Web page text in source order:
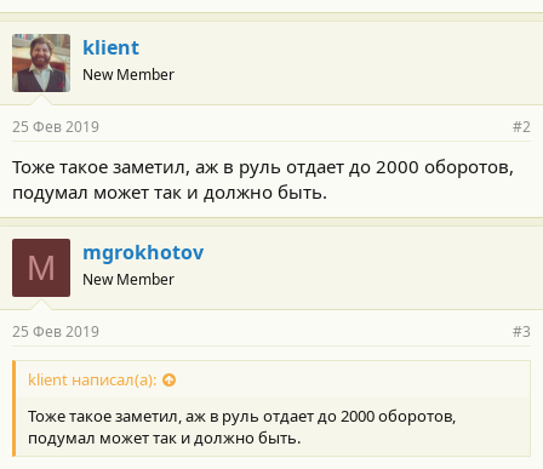
klient
New Member
25 Фев 2019 #2
Тоже такое заметил, аж в руль отдает до 2000 оборотов,
подумал может так и должно быть.
M mgrokhotov
New Member
25 Фев 2019 #3
klient написал(а):
Тоже такое заметил, аж в руль отдает до 2000 оборотов,
подумал может так и должно быть.